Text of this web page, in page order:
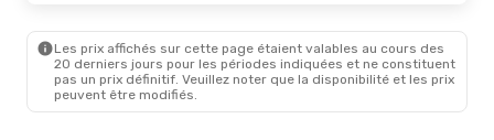
Les prix affichés sur cette page étaient valables au cours des
20 derniers jours pour les périodes indiquées et ne constituent
pas un prix définitif. Veuillez noter que la disponibilité et les prix
peuvent être modifiés.